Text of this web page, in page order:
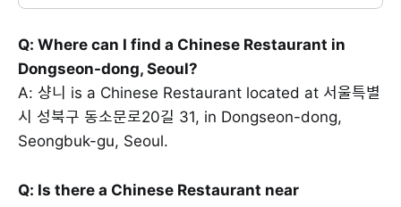
Q: Where can I find a Chinese Restaurant in
Dongseon-dong, Seoul?
A: 샹니 is a Chinese Restaurant located at 서울특별
시 성북구 동소문로20길 31, in Dongseon-dong,
Seongbuk-gu, Seoul.
Q: Is there a Chinese Restaurant near